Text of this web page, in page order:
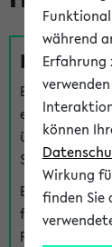
Fragen
Bei
einzelnen
über den
Support kann
Bei
finden Sie
während
Erfahrung
können
Wirkung
finden Sie